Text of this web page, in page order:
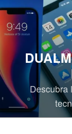
Saltar
contenido
Descubra